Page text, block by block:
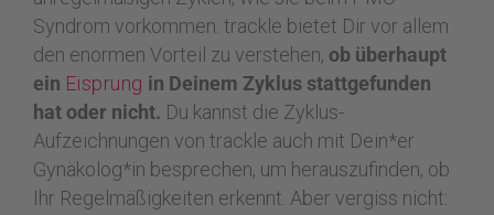
Syndrom vorkommen. trackle bietet Dir vor allem
den enormen Vorteil zu verstehen, ob überhaupt
ein Eisprung in Deinem Zyklus stattgefunden
hat oder nicht. Du kannst die Zyklus-
Aufzeichnungen von trackle auch mit Dein*er
Gynäkolog*in besprechen, um herauszufinden, ob
Ihr Regelmäßigkeiten erkennt. Aber vergiss nicht: